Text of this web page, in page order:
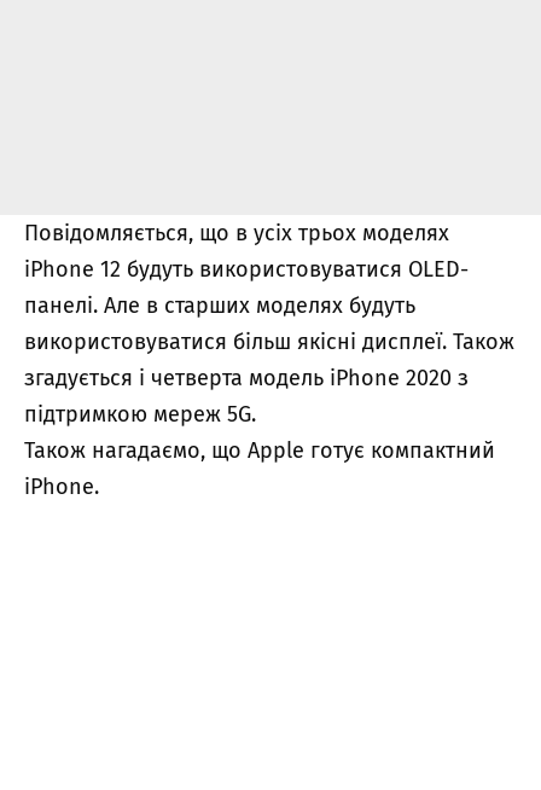
Повідомляється, що в усіх трьох моделях
iPhone 12 будуть використовуватися OLED-
панелі. Але в старших моделях будуть
використовуватися більш якісні дисплеї. Також
згадується і четверта модель iPhone 2020 з
підтримкою мереж 5G.
Також нагадаємо, що Apple готує компактний
iPhone.